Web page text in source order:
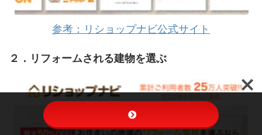
参考：リショップナビ公式サイト
２．リフォームされる建物を選ぶ